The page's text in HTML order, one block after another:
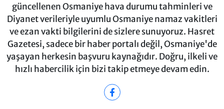
güncellenen Osmaniye hava durumu tahminleri ve
Diyanet verileriyle uyumlu Osmaniye namaz vakitleri
ve ezan vakti bilgilerini de sizlere sunuyoruz. Hasret
Gazetesi, sadece bir haber portalı değil, Osmaniye'de
yaşayan herkesin başvuru kaynağıdır. Doğru, ilkeli ve
hızlı habercilik için bizi takip etmeye devam edin.